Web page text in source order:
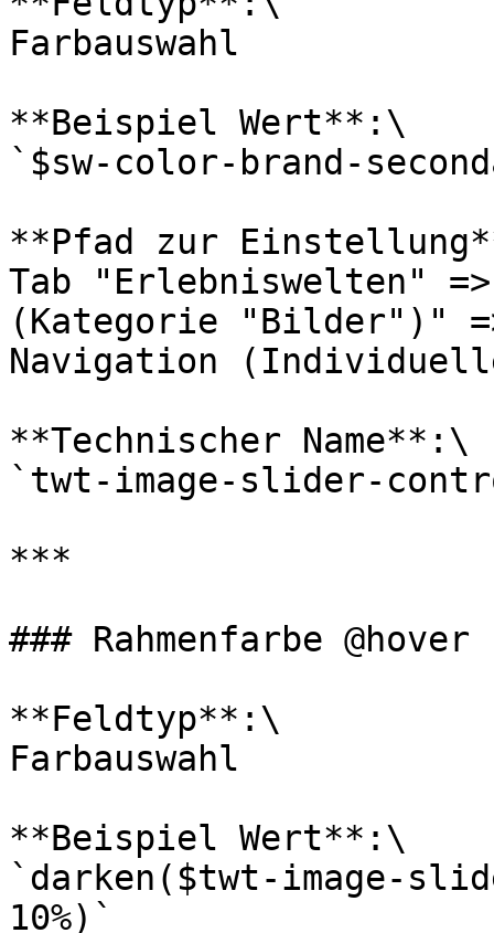
Farbauswahl
**Beispiel Wert**:\
`$sw-color-brand-
**Pfad zur
Tab "Erlebniswelten"
(Kategorie "Bilder")"
Navigation
**Technischer Name**:\
`twt-image-slider-
***
### Rahmenfarbe @hover
**Feldtyp**:\
Farbauswahl
**Beispiel Wert**:\
`darken($twt-image-
10%)`